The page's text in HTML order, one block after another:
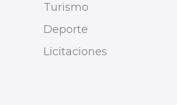
Turismo
Deporte
Licitaciones